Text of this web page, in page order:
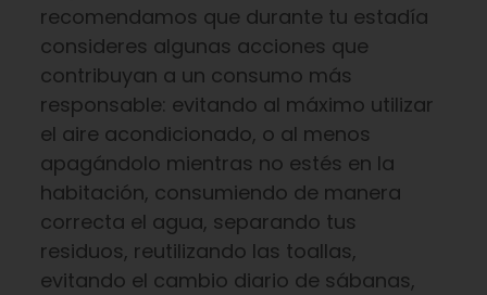
recomendamos que durante tu estadía
consideres algunas acciones que
contribuyan a un consumo más
responsable: evitando al máximo utilizar
el aire acondicionado, o al menos
apagándolo mientras no estés en la
habitación, consumiendo de manera
correcta el agua, separando tus
residuos, reutilizando las toallas,
evitando el cambio diario de sábanas,